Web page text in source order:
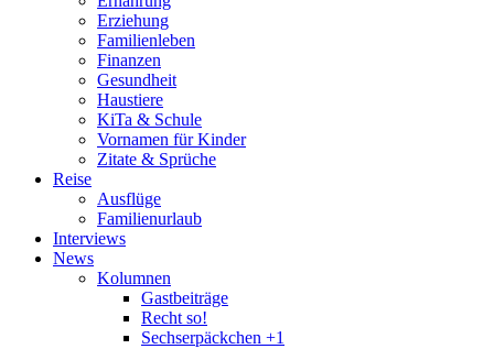
Erziehung
Familienleben
Finanzen
Gesundheit
Haustiere
KiTa & Schule
Vornamen für Kinder
Zitate & Sprüche
Reise
Ausflüge
Familienurlaub
Interviews
News
Kolumnen
Gastbeiträge
Recht so!
Sechserpäckchen +1